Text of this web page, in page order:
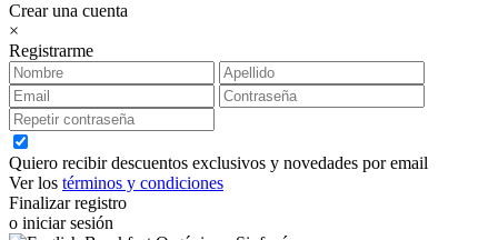
Crear una cuenta
×
Registrarme
Quiero recibir descuentos exclusivos y novedades por email
Ver los términos y condiciones
Finalizar registro
o iniciar sesión